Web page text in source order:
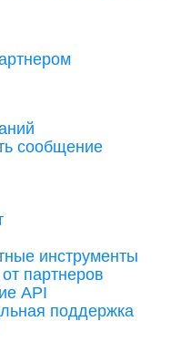
сообщение
инструменты
партнеров
API
поддержка